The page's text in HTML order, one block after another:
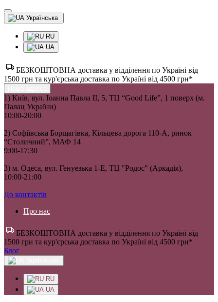
Українська
RU
UA
БЕЗКОШТОВНА доставка у відділення по Україні від
1500 грн та кур'єрська доставка по Україні від 4500 грн*
1) Київ, вул. Іоанна Павла II, 5, ТЦ “Good Life”, 1 поверх (м.
Палац України)
10:00-20:00
2) Софіївська Борщагівка, Кільцева дорога 110-А, ринок
“Столичний”, МАФ 14
9:00-17:30
3) м. Одеса, вул. Генуезька 1-Е, ТЦ "Родос" (Аркадія),
10:00-21:00
До контактів
Про нас
БЕЗКОШТОВНА доставка у відділення по Україні від
1500 грн та кур'єрська доставка по Україні від 4500 грн*
Блог
RU
UA